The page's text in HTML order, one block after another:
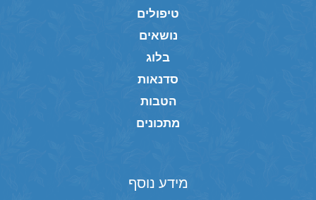
טיפולים
נושאים
בלוג
סדנאות
הטבות
מתכונים
מידע נוסף